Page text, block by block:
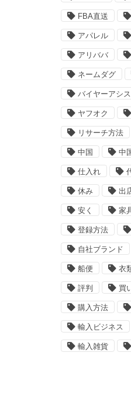
FBA直送
アパレル
アリババ
ネームダグ
バイヤーアシス
ヤフオク
リサーチ方法
中国 中
仕入れ
休み 出
安く 家
登録方法
自社ブランド
船便 衣
評判 買
購入方法
輸入ビジネス
輸入雑貨